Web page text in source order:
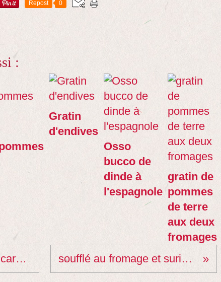
Repost 0
:
Gratin
d'endives
Osso
bucco de
dinde à
l'espagnole
gratin de
pommes
de terre
aux deux
fromages
Poireaux façon carbonara
soufflé au fromage et surimi léger